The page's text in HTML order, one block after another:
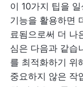
이 10가지 팁을
기능을 활용하면
료됨으로써 더 나
심은 다음과 같습
를 최적화하기 위
중요하지 않은 작